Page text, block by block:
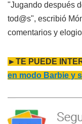
"Jugando después
tod@s", escribió
comentarios y
►TE PUEDE
en modo Barbie y